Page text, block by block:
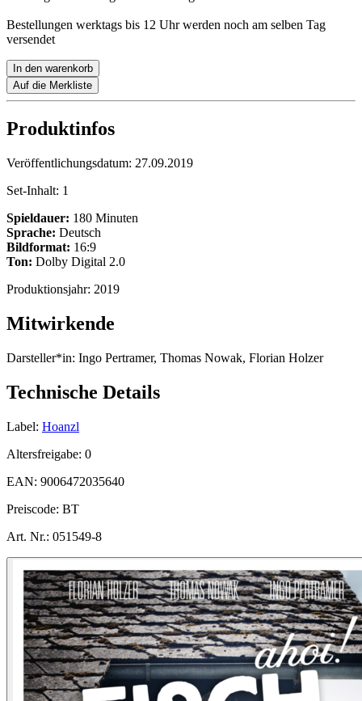
Bestellungen werktags bis 12 Uhr werden noch am selben Tag
versendet
In den warenkorb
Auf die Merkliste
Produktinfos
Veröffentlichungsdatum: 27.09.2019
Set-Inhalt: 1
Spieldauer: 180 Minuten
Sprache: Deutsch
Bildformat: 16:9
Ton: Dolby Digital 2.0
Produktionsjahr: 2019
Mitwirkende
Darsteller*in: Ingo Pertramer, Thomas Nowak, Florian Holzer
Technische Details
Label: Hoanzl
Altersfreigabe: 0
EAN: 9006472035640
Preiscode: BT
Art. Nr.: 051549-8